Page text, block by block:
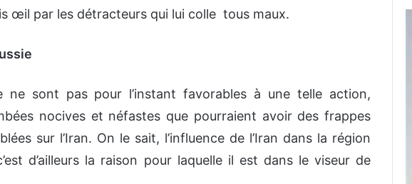
œil par les détracteurs qui lui colle tous maux.
ne sont pas pour l’instant favorables à une telle action,
nocives et néfastes que pourraient avoir des frappes
sur l’Iran. On le sait, l’influence de l’Iran dans la région
d’ailleurs la raison pour laquelle il est dans le viseur de